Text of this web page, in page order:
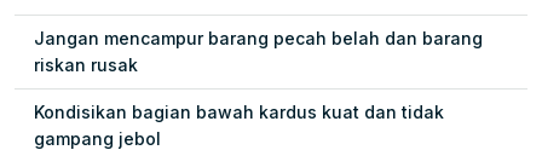
Jangan mencampur barang pecah belah dan barang
riskan rusak
Kondisikan bagian bawah kardus kuat dan tidak
gampang jebol